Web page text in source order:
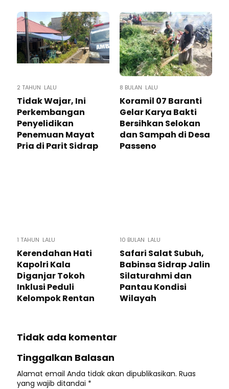
2 TAHUN LALU
Tidak Wajar, Ini
Perkembangan
Penyelidikan
Penemuan Mayat
Pria di Parit Sidrap
8 BULAN LALU
Koramil 07 Baranti
Gelar Karya Bakti
Bersihkan Selokan
dan Sampah di Desa
Passeno
1 TAHUN LALU
Kerendahan Hati
Kapolri Kala
Diganjar Tokoh
Inklusi Peduli
Kelompok Rentan
10 BULAN LALU
Safari Salat Subuh,
Babinsa Sidrap Jalin
Silaturahmi dan
Pantau Kondisi
Wilayah
Tidak ada komentar
Tinggalkan Balasan
Alamat email Anda tidak akan dipublikasikan. Ruas
yang wajib ditandai *